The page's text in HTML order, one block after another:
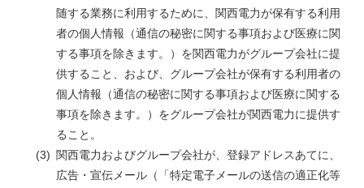
随する業務に利用するために、関西電力が保有する利用
者の個人情報（通信の秘密に関する事項および医療に関
する事項を除きます。）を関西電力がグループ会社に提
供すること、および、グループ会社が保有する利用者の
個人情報（通信の秘密に関する事項および医療に関する
事項を除きます。）をグループ会社が関西電力に提供す
ること。
関西電力およびグループ会社が、登録アドレスあてに、
広告・宣伝メール（「特定電子メールの送信の適正化等